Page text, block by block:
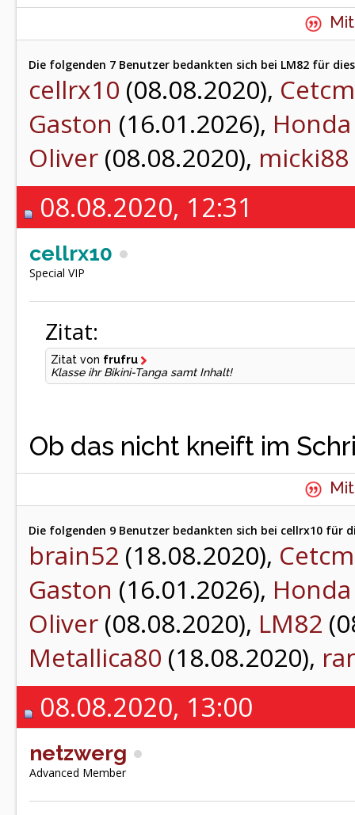
Die folgenden 7 Benutzer bedankten sich bei LM82 für
cellrx10 (08.08.2020), Cetcm
Gaston (16.01.2026), Honda
Oliver (08.08.2020), micki88
08.08.2020, 12:31
cellrx10
Special VIP
Zitat:
Zitat von frufru
Klasse ihr Bikini-Tanga samt Inhalt!
Ob das nicht kneift im
Die folgenden 9 Benutzer bedankten sich bei cellrx10 für
brain52 (18.08.2020), Cetcm
Gaston (16.01.2026), Honda
Oliver (08.08.2020), LM82
Metallica80 (18.08.2020),
08.08.2020, 13:00
netzwerg
Advanced Member